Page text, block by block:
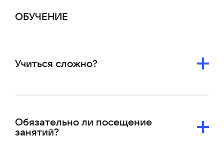
ОБУЧЕНИЕ
Учиться сложно?
Обязательно ли посещение
занятий?